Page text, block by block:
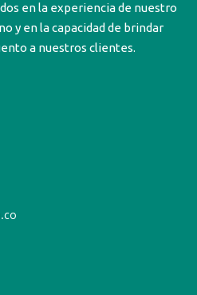
en la experiencia de nuestro
y en la capacidad de brindar
a nuestros clientes.